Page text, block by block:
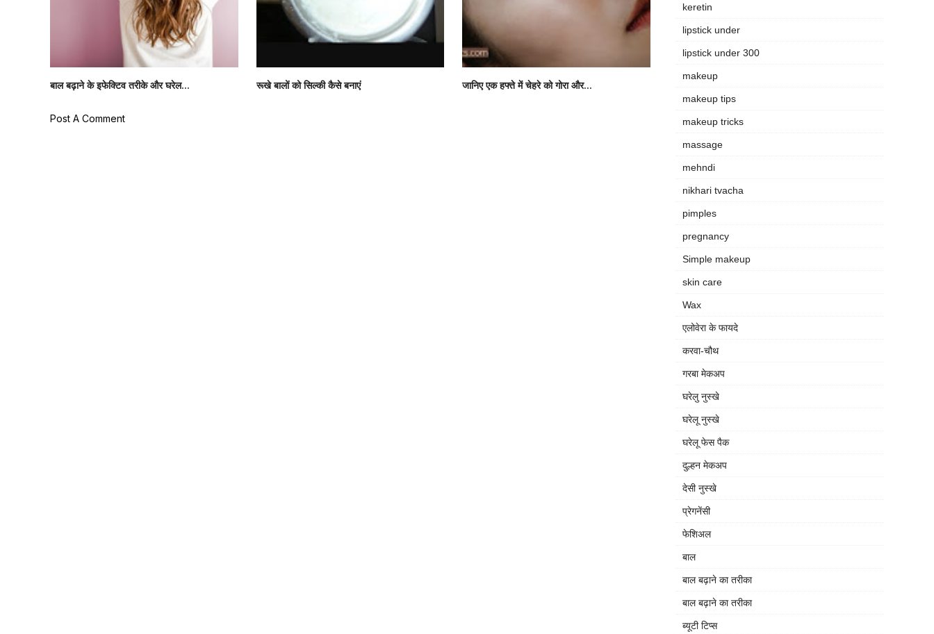
बाल बढ़ाने के इफेक्टिव तरीके और घरेल... रूखे बालों को सिल्की कैसे बनाएं जानिए एक हफ्ते में चेहरे को गोरा और...
Post A Comment
keretin
lipstick under
lipstick under 300
makeup
makeup tips
makeup tricks
massage
mehndi
nikhari tvacha
pimples
pregnancy
Simple makeup
skin care
Wax
एलोवेरा के फायदे
करवा-चौथ
गरबा मेकअप
घरेलु नुस्खे
घरेलू नुस्खे
घरेलू फेस पैक
दुल्हन मेकअप
देसी नुस्खे
प्रेगनेंसी
फेशिअल
बाल
बाल बढ़ाने का तरीका
बाल बढ़ाने का तरीका
ब्यूटी टिप्स